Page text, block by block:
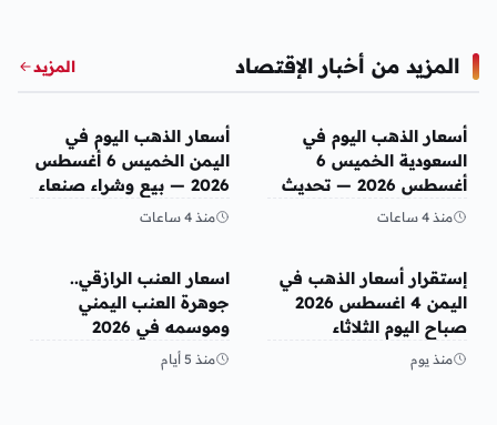
المزيد من أخبار الإقتصاد المزيد
أخبار الإقتصاد
أسعار الذهب اليوم في
السعودية الخميس 6
أغسطس 2026 — تحديث
مباشر
منذ 4 ساعات
أخبار الإقتصاد
أسعار الذهب اليوم في
اليمن الخميس 6 أغسطس
2026 — بيع وشراء صنعاء
وعدن
منذ 4 ساعات
أخبار الإقتصاد
إستقرار أسعار الذهب في
اليمن 4 اغسطس 2026
صباح اليوم الثلاثاء
منذ يوم
أخبار الإقتصاد
اسعار العنب الرازقي..
جوهرة العنب اليمني
وموسمه في 2026
منذ 5 أيام